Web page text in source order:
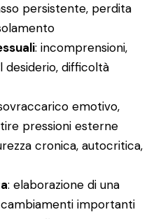
persistente, perdita
: incomprensioni,
desiderio, difficoltà
emotivo,
pressioni esterne
cronica, autocritica,
: elaborazione di una
importanti